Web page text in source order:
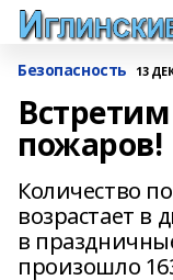
Безопасность 13
пожаров!
Количество
возрастает в
в
произошло